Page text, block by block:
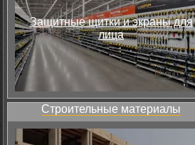
Защитные щитки и экраны для
лица
Строительные материалы